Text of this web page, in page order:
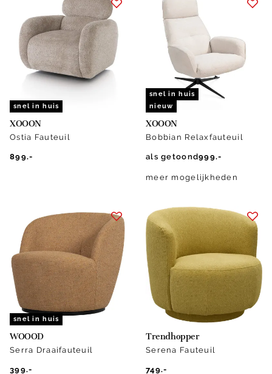
snel in huis
XOOON
Ostia Fauteuil
899.-
snel in huis
nieuw
XOOON
Bobbian Relaxfauteuil
als getoond999.-
meer mogelijkheden
snel in huis
WOOOD
Serra Draaifauteuil
399.-
Trendhopper
Serena Fauteuil
749.-